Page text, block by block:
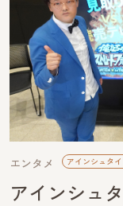
エンタメ アインシュタイ
アインシュ